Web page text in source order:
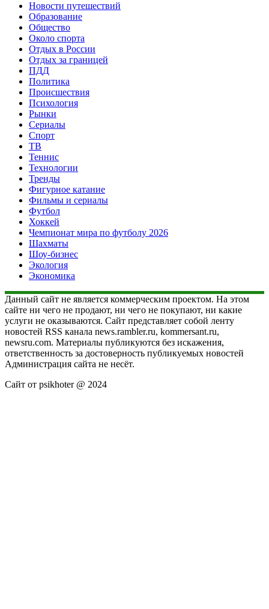
Новости путешествий
Образование
Общество
Около спорта
Отдых в России
Отдых за границей
ПДД
Политика
Происшествия
Психология
Рынки
Сериалы
Спорт
ТВ
Теннис
Технологии
Тренды
Фигурное катание
Фильмы и сериалы
Футбол
Хоккей
Чемпионат мира по футболу 2026
Шахматы
Шоу-бизнес
Экология
Экономика
Данный сайт не является коммерческим проектом. На этом
сайте ни чего не продают, ни чего не покупают, ни какие
услуги не оказываются. Сайт представляет собой ленту
новостей RSS канала news.rambler.ru, kommersant.ru,
newsru.com. Материалы публикуются без искажения,
ответственность за достоверность публикуемых новостей
Администрация сайта не несёт.
Сайт от psikhoter @ 2024